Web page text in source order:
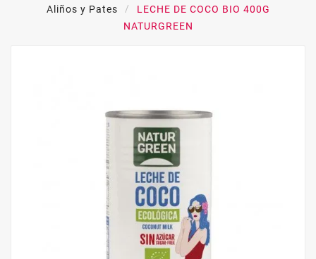
Aliños y Pates
LECHE DE COCO BIO 400G
NATURGREEN